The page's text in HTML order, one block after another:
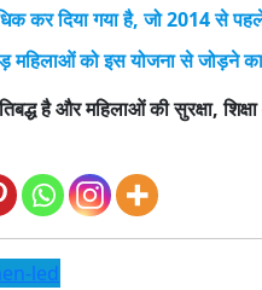
दिया गया है, जो 2014 से पहले
महिलाओं को इस योजना से जोड़ने
है और महिलाओं की सुरक्षा,
led